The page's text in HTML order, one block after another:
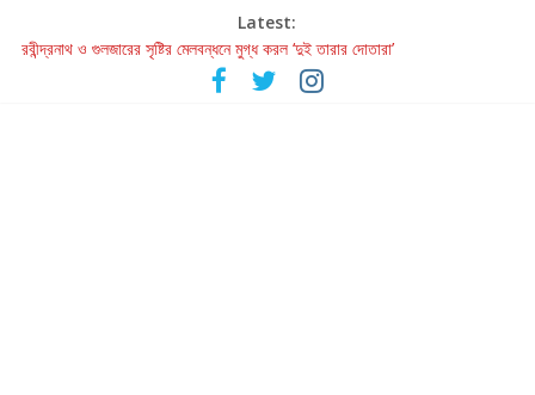
Latest:
রবীন্দ্রনাথ ও গুলজারের সৃষ্টির মেলবন্ধনে মুগ্ধ করল ‘দুই তারার দোতারা’
কলের গান থেকে রীলস্ — বাঙালির গান শোনার বিবর্তনের গল্প